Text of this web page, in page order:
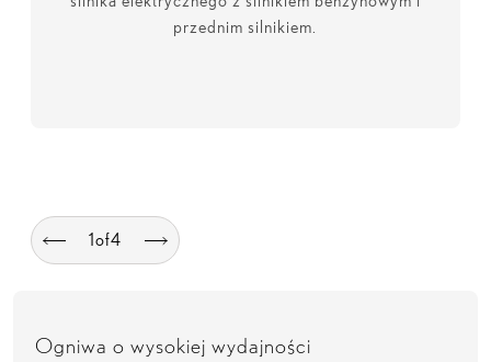
przednim silnikiem.
1of4
Ogniwa o wysokiej wydajności